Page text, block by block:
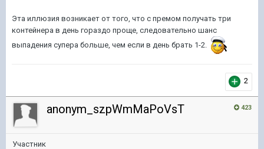
Эта иллюзия возникает от того, что с премом получать три
контейнера в день гораздо проще, следовательно шанс
выпадения супера больше, чем если в день брать 1-2.
2
423
anonym_szpWmMaPoVsT
Участник